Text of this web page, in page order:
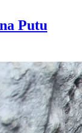
Putu